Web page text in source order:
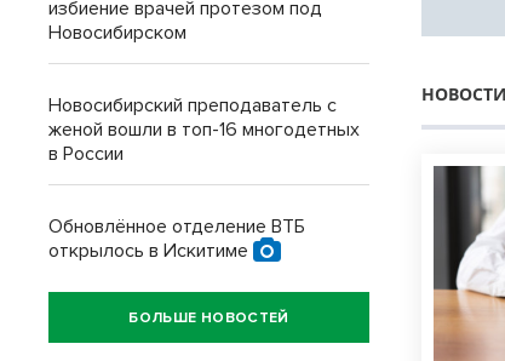
избиение врачей протезом под
Новосибирском
Новосибирский преподаватель с
женой вошли в топ-16 многодетных
в России
Обновлённое отделение ВТБ
открылось в Искитиме
БОЛЬШЕ НОВОСТЕЙ